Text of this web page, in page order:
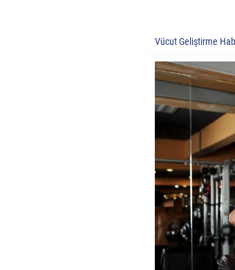
Vücut Geliştirme